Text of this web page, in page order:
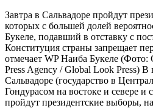
Завтра в Сальвадоре пройдут
которых с большей долей
Букеле, подавший в отставку с
Конституция страны запрещает
отмечает WP Наиба Букеле (Фото:
Press Agency / Global Look Press) В
Сальвадоре (государство в
Гондурасом на востоке и севере и
пройдут президентские выборы,